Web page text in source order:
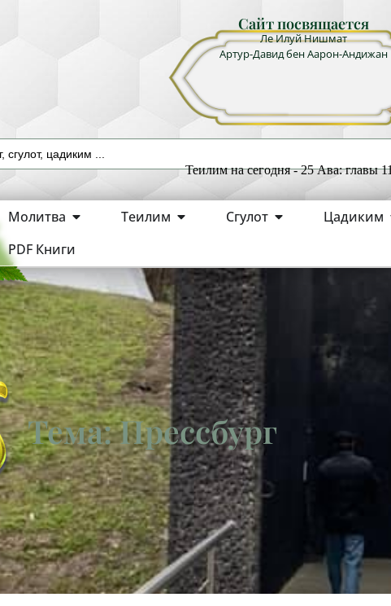
Сайт посвящается
Ле Илуй Нишмат
Артур-Давид бен Аарон-Андижан
Молитва Теилим Сгулот Цадиким
PDF Книги
Тема: Прессбург